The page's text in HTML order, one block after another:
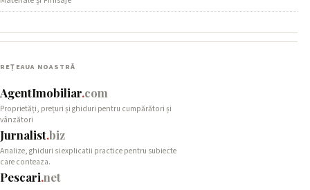
REȚEAUA NOASTRĂ
AgentImobiliar.com
Proprietăți, prețuri și ghiduri pentru cumpărători și
vânzători
Jurnalist.biz
Analize, ghiduri si explicatii practice pentru subiecte
care conteaza.
Pescari.net